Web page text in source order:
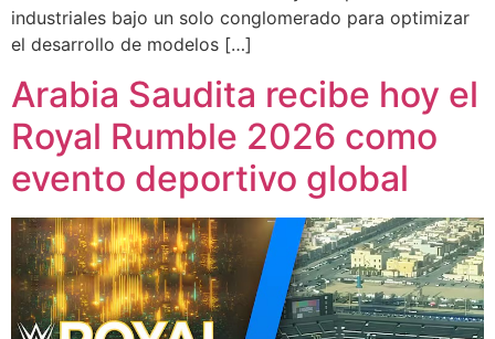
industriales bajo un solo conglomerado para optimizar
el desarrollo de modelos […]
Arabia Saudita recibe hoy el
Royal Rumble 2026 como
evento deportivo global